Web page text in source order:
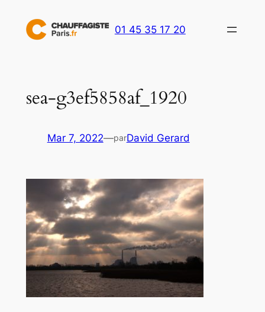
contenu
01 45 35 17 20
sea-g3ef5858af_1920
Mar 7, 2022—parDavid Gerard